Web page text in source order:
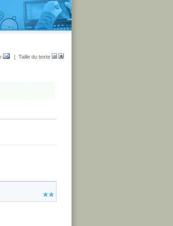
| Taille du texte